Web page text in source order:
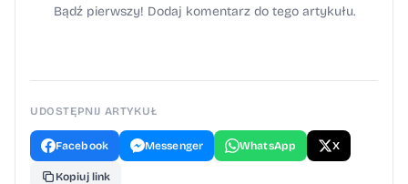
Bądź pierwszy! Dodaj komentarz do tego artykułu.
UDOSTĘPNIJ ARTYKUŁ
Facebook Messenger WhatsApp X
Kopiuj link